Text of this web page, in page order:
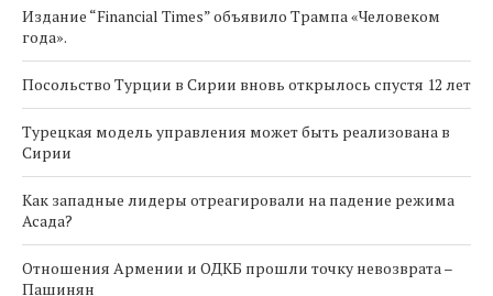
Издание “Financial Times” объявило Трампа «Человеком
года».
Посольство Турции в Сирии вновь открылось спустя 12 лет
Турецкая модель управления может быть реализована в
Сирии
Как западные лидеры отреагировали на падение режима
Асада?
Отношения Армении и ОДКБ прошли точку невозврата –
Пашинян